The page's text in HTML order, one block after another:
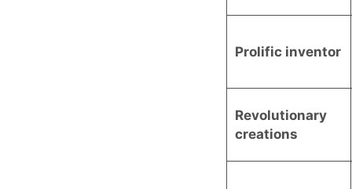
Prolific inventor
Revolutionary
creations